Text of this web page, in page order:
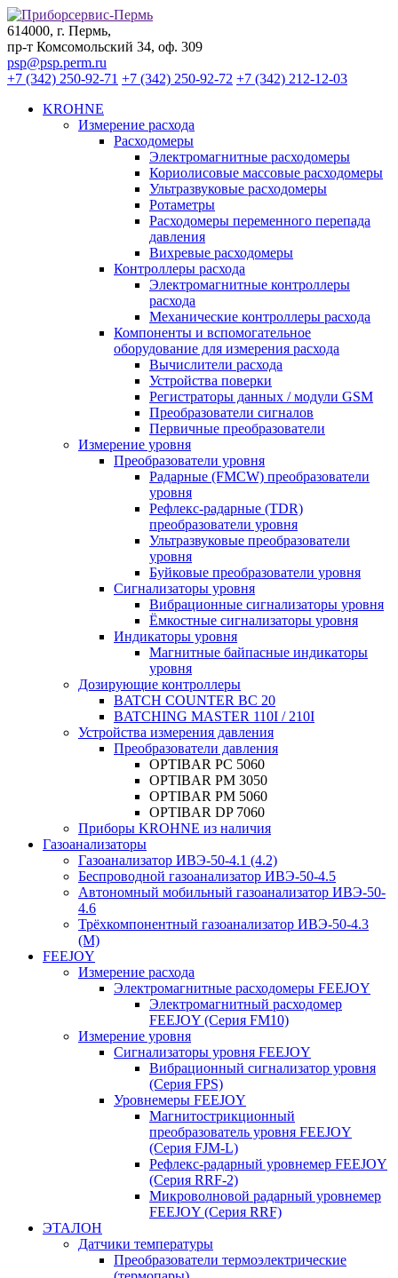
614000, г. Пермь,
пр-т Комсомольский 34, оф. 309
psp@psp.perm.ru
+7 (342) 250-92-71 +7 (342) 250-92-72 +7 (342) 212-12-03
KROHNE
Измерение расхода
Расходомеры
Электромагнитные расходомеры
Кориолисовые массовые расходомеры
Ультразвуковые расходомеры
Ротаметры
Расходомеры переменного перепада
давления
Вихревые расходомеры
Контроллеры расхода
Электромагнитные контроллеры
расхода
Механические контроллеры расхода
Компоненты и вспомогательное
оборудование для измерения расхода
Вычислители расхода
Устройства поверки
Регистраторы данных / модули GSM
Преобразователи сигналов
Первичные преобразователи
Измерение уровня
Преобразователи уровня
Радарные (FMCW) преобразователи
уровня
Рефлекс-радарные (TDR)
преобразователи уровня
Ультразвуковые преобразователи
уровня
Буйковые преобразователи уровня
Сигнализаторы уровня
Вибрационные сигнализаторы уровня
Ёмкостные сигнализаторы уровня
Индикаторы уровня
Магнитные байпасные индикаторы
уровня
Дозирующие контроллеры
BATCH COUNTER BC 20
BATCHING MASTER 110I / 210I
Устройства измерения давления
Преобразователи давления
OPTIBAR PC 5060
OPTIBAR PM 3050
OPTIBAR PM 5060
OPTIBAR DP 7060
Приборы KROHNE из наличия
Газоанализаторы
Газоанализатор ИВЭ-50-4.1 (4.2)
Беспроводной газоанализатор ИВЭ-50-4.5
Автономный мобильный газоанализатор ИВЭ-50-
4.6
Трёхкомпонентный газоанализатор ИВЭ-50-4.3
(М)
FEEJOY
Измерение расхода
Электромагнитные расходомеры FEEJOY
Электромагнитный расходомер
FEEJOY (Серия FM10)
Измерение уровня
Сигнализаторы уровня FEEJOY
Вибрационный сигнализатор уровня
(Серия FPS)
Уровнемеры FEEJOY
Магнитострикционный
преобразователь уровня FEEJOY
(Серия FJM-L)
Рефлекс-радарный уровнемер FEEJOY
(Серия RRF-2)
Микроволновой радарный уровнемер
FEEJOY (Серия RRF)
ЭТАЛОН
Датчики температуры
Преобразователи термоэлектрические